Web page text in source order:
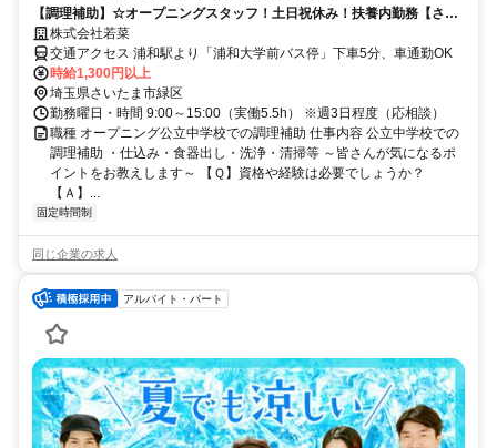
【調理補助】☆オープニングスタッフ！土日祝休み！扶養内勤務【さい
たま市立美園中学校／さいたま市緑区】
株式会社若菜
交通アクセス 浦和駅より「浦和大学前バス停」下車5分、車通勤OK
時給1,300円以上
埼玉県さいたま市緑区
勤務曜日・時間 9:00～15:00（実働5.5h） ※週3日程度（応相談）
職種 オープニング公立中学校での調理補助 仕事内容 公立中学校での
調理補助 ・仕込み・食器出し・洗浄・清掃等 ～皆さんが気になるポ
イントをお教えします～ 【Ｑ】資格や経験は必要でしょうか？
【Ａ】...
固定時間制
同じ企業の求人
アルバイト・パート